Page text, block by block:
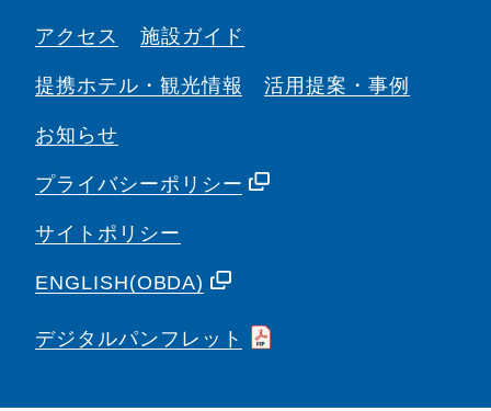
アクセス 施設ガイド
提携ホテル・観光情報 活用提案・事例
お知らせ
プライバシーポリシー
サイトポリシー
ENGLISH(OBDA)
デジタルパンフレット